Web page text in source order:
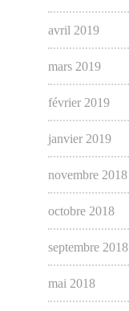
avril 2019
mars 2019
février 2019
janvier 2019
novembre 2018
octobre 2018
septembre 2018
mai 2018